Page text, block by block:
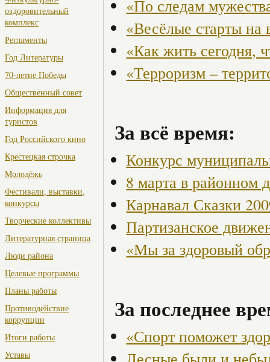
оздоровительный
комплекс
Регламенты
Год Литературы
70-летие Победы
Общественный совет
Информация для
туристов
Год Российского кино
Крестецкая строчка
Молодёжь
Фестивали, выставки,
конкурсы
Творческие коллективы
Литературная страница
Люди района
Целевые программы
Планы работы
Противодействие
коррупции
Итоги работы
Уставы
«По следам
«Весёлые старты на
«Как жить сегодня,
«Терроризм –
За всё время:
Конкурс
8 марта в районном
Карнавал Сказки
Партизанское
«Мы за здоровый
За последнее
«Спорт поможет